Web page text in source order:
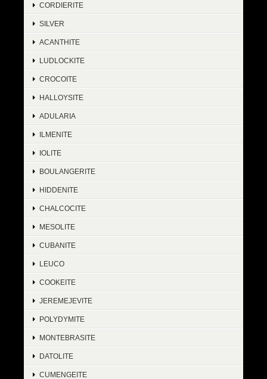
CORDIERITE
SILVER
ACANTHITE
LUDLOCKITE
CROCOITE
HALLOYSITE
ADULARIA
ILMENITE
IOLITE
BOULANGERITE
HIDDENITE
CHALCOCITE
MESOLITE
CUBANITE
LEUCO
COOKEITE
JEREMEJEVITE
POLYDYMITE
MONTEBRASITE
DATOLITE
CUMENGEITE